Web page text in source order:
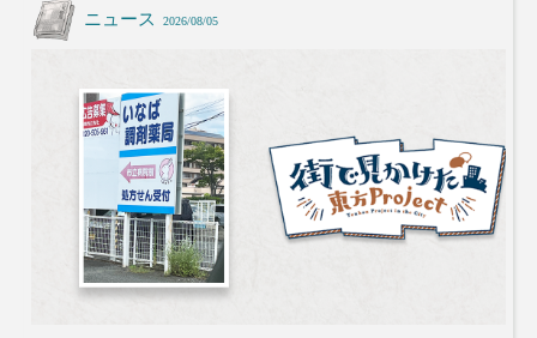
ニュース 2026/08/05